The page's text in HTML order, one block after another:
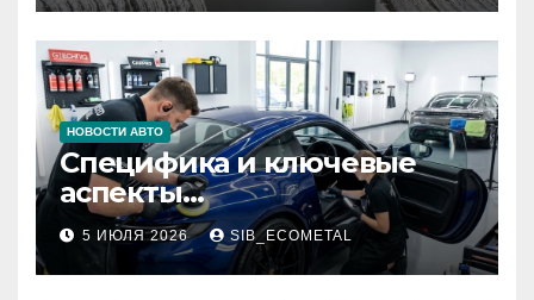
муллитокремнеземистого
волокна
НОВОСТИ АВТО
Специфика и ключевые
аспекты
профессионального
детейлинга кузова и
салона
5 ИЮЛЯ 2026 SIB_ECOMETAL